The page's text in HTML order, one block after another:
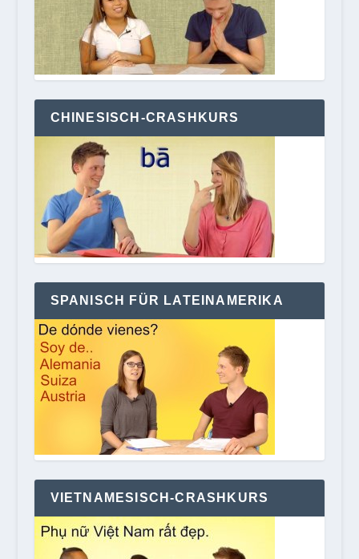
CHINESISCH-CRASHKURS
SPANISCH FÜR LATEINAMERIKA
VIETNAMESISCH-CRASHKURS